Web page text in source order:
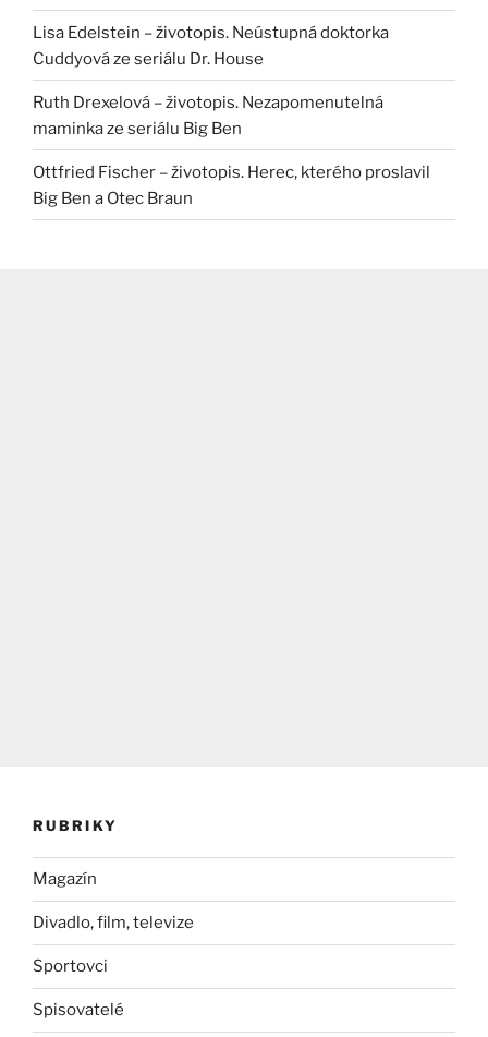
Lisa Edelstein – životopis. Neústupná doktorka
Cuddyová ze seriálu Dr. House
Ruth Drexelová – životopis. Nezapomenutelná
maminka ze seriálu Big Ben
Ottfried Fischer – životopis. Herec, kterého proslavil
Big Ben a Otec Braun
RUBRIKY
Magazín
Divadlo, film, televize
Sportovci
Spisovatelé